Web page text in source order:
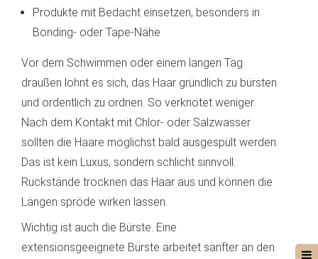
Produkte mit Bedacht einsetzen, besonders in
Bonding- oder Tape-Nähe
Vor dem Schwimmen oder einem langen Tag
draußen lohnt es sich, das Haar gründlich zu bürsten
und ordentlich zu ordnen. So verknotet weniger.
Nach dem Kontakt mit Chlor- oder Salzwasser
sollten die Haare möglichst bald ausgespült werden.
Das ist kein Luxus, sondern schlicht sinnvoll.
Rückstände trocknen das Haar aus und können die
Längen spröde wirken lassen.
Wichtig ist auch die Bürste. Eine
extensionsgeeignete Bürste arbeitet sanfter an den